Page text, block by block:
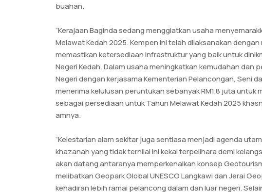
buahan.
“Kerajaan Baginda sedang menggiatkan usaha
Melawat Kedah 2025. Kempen ini telah dilaksanakan
memastikan ketersediaan infrastruktur yang baik untuk
Negeri Kedah. Dalam usaha meningkatkan kemudahan dan
Negeri dengan kerjasama Kementerian Pelancongan, Seni
menerima kelulusan peruntukan sebanyak RM1.8 juta
sebagai persediaan untuk Tahun Melawat Kedah 2025
amnya.
“Kelestarian alam sekitar juga sentiasa menjadi agenda
khazanah yang tidak ternilai ini kekal terpelihara demi
akan datang antaranya memperkenalkan konsep
melibatkan Geopark Global UNESCO Langkawi dan Jerai
kehadiran lebih ramai pelancong dalam dan luar negeri.